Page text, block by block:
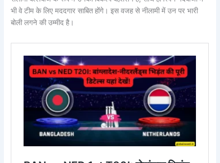
भी वे टीम के लिए मददगार साबित होंगे। इस वजह से नीलामी में उन पर भारी
बोली लगने की उम्मीद है।